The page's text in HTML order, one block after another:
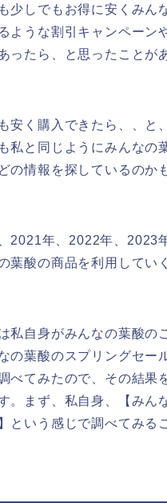
少しでもお得に安くみん
ような割引キャンペーン
ったら、と思ったことが
安く購入できたら、、と
私と同じようにみんなの
の情報を探しているのか
2021年、2022年、2023
葉酸の商品を利用してい
私自身がみんなの葉酸の
の葉酸のスプリングセー
べてみたので、その結果
。まず、私自身、【みん
という感じで調べてみる